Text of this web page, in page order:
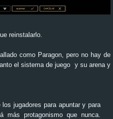
reinstalarlo.
como Paragon , pero no hay de
el sistema de juego y su arena y
jugadores para apuntar y para
más protagonismo que nunca.